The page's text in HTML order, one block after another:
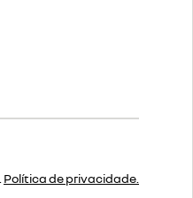
Política de privacidade.